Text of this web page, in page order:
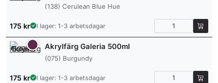
(138) Cerulean Blue Hue
175 kr I lager: 1-3 arbetsdagar
Akrylfärg Galeria 500ml
(075) Burgundy
175 kr I lager: 1-3 arbetsdagar